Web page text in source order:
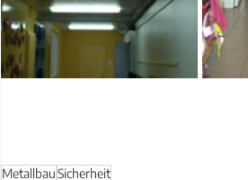
MetallbauSicherheit